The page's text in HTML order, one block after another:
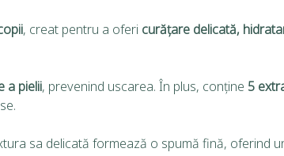
, creat pentru a oferi curățare delicată,
a pielii, prevenind uscarea. În plus, conține 5
sa delicată formează o spumă fină, oferind